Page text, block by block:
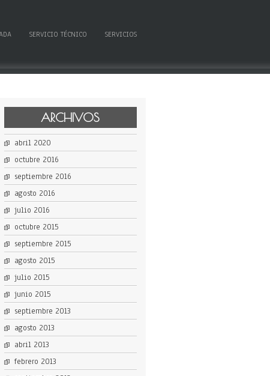
SERVICIO TÉCNICO SERVICIOS
ARCHIVOS
abril 2020
octubre 2016
septiembre 2016
agosto 2016
julio 2016
octubre 2015
septiembre 2015
agosto 2015
julio 2015
junio 2015
septiembre 2013
agosto 2013
abril 2013
febrero 2013